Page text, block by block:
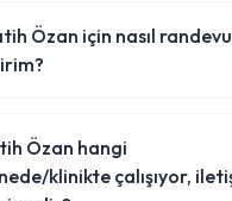
Özan için nasıl randevu
Özan hangi
klinikte çalışıyor,